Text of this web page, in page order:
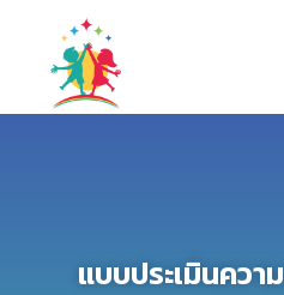
แบบประเมินคว